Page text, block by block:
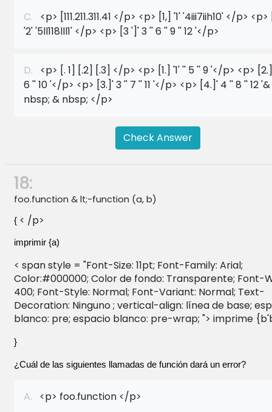
C. <p> [111.211.311.41 </p> <p> [1,] '1' '4iii7iih10' </p>
'2' '5ll118lll1' </p> <p> [3 ']' 3 '' 6 '' 9 '' 12 '</p>
D. <p> [. 1] [.2] [.3] </p> <p> [1.] '1' '' 5 '' 9 '</p> <p>
6 '' 10 '</p> <p> [3.]' 3 '' 7 '' 11 '</p> <p> [4.]' 4 '' 8 '' 12 '&
nbsp; & nbsp; </p>
Check Answer
18:
foo.function & lt;-function (a, b)
{ < /p>
imprimir {a)
< span style = "Font-Size: 11pt; Font-Family: Arial;
Color:#000000; Color de fondo: Transparente; Font-
400; Font-Style: Normal; Font-Variant: Normal; Text-
Decoration: Ninguno ; vertical-align: línea de base;
blanco: pre; espacio blanco: pre-wrap; "> imprime
}
¿Cuál de las siguientes llamadas de función dará un error?
A. <p> foo.function </p>